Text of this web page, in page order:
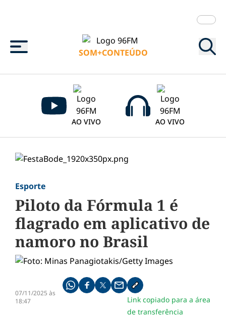
Menu
SOM+CONTEÚDO
AO VIVO AO VIVO
Esporte
Piloto da Fórmula 1 é
flagrado em aplicativo de
namoro no Brasil
07/11/2025 às
18:47
Compartilhe pelo whatsapp
Compartilhar no facebook
Compartilhar no twitter
Compartilhe pelo email
Copiar link da notícia
Link copiado para a área
de transferência